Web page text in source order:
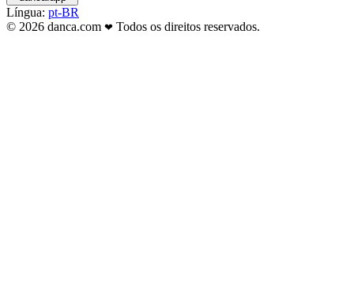
Língua: pt-BR
© 2026 danca.com ❤ Todos os direitos reservados.